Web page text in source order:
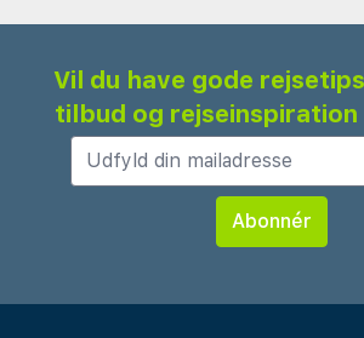
Vil du have gode
tilbud og rejseinspiration